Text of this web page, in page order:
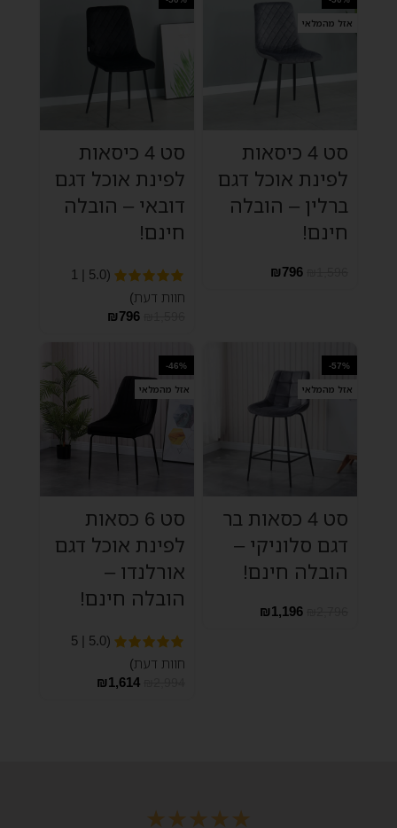
אזל מהמלאי
סט 4 כיסאות
לפינת אוכל דגם
ברלין – הובלה
חינם!
₪796
סט 4 כיסאות
לפינת אוכל דגם
דובאי – הובלה
חינם!
(5.0 | 1
חוות דעת)
₪796
-57%
אזל מהמלאי
סט 4 כסאות בר
דגם סלוניקי –
הובלה חינם!
₪1,196
-46%
אזל מהמלאי
סט 6 כסאות
לפינת אוכל דגם
אורלנדו –
הובלה חינם!
(5.0 | 5
חוות דעת)
₪1,614
★
★
★
★
★